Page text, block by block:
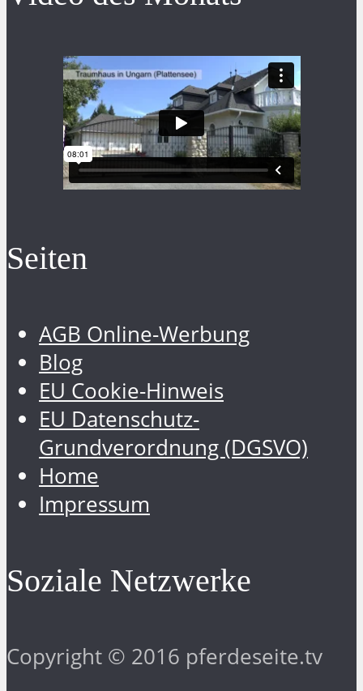
Seiten
AGB Online-Werbung
Blog
EU Cookie-Hinweis
EU Datenschutz-
Grundverordnung (DGSVO)
Home
Impressum
Soziale Netzwerke
Copyright © 2016 pferdeseite.tv